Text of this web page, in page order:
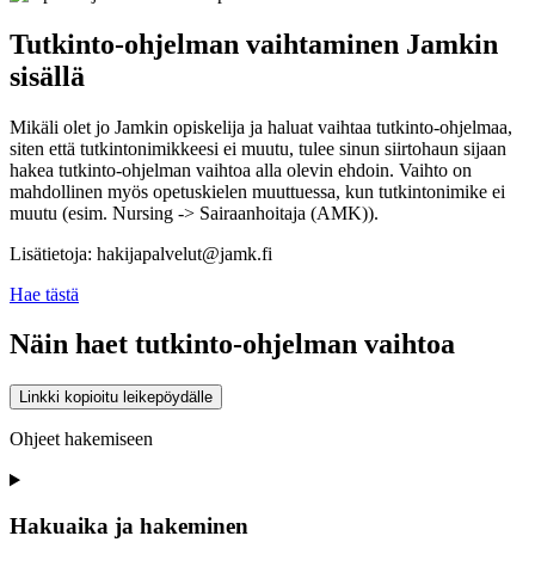
Tutkinto-ohjelman vaihtaminen Jamkin
sisällä
Mikäli olet jo Jamkin opiskelija ja haluat vaihtaa tutkinto-ohjelmaa,
siten että tutkintonimikkeesi ei muutu, tulee sinun siirtohaun sijaan
hakea tutkinto-ohjelman vaihtoa alla olevin ehdoin. Vaihto on
mahdollinen myös opetuskielen muuttuessa, kun tutkintonimike ei
muutu (esim. Nursing -> Sairaanhoitaja (AMK)).
Lisätietoja: hakijapalvelut@jamk.fi
Hae tästä
Näin haet tutkinto-ohjelman vaihtoa
Linkki kopioitu leikepöydälle
Ohjeet hakemiseen
Hakuaika ja hakeminen